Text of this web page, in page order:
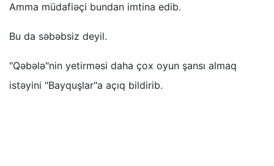
Amma müdafiəçi bundan imtina edib.
Bu da səbəbsiz deyil.
"Qəbələ"nin yetirməsi daha çox oyun şansı almaq
istəyini "Bayquşlar"a açıq bildirib.